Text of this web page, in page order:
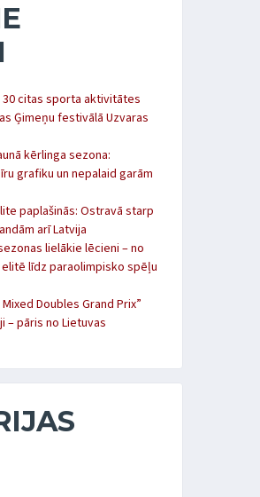
30 citas sporta aktivitātes
Ģimeņu festivālā Uzvaras
kērlinga sezona:
grafiku un nepalaid garām
paplašinās: Ostravā starp
arī Latvija
lielākie lēcieni – no
līdz paraolimpisko spēļu
Doubles Grand Prix”
– pāris no Lietuvas